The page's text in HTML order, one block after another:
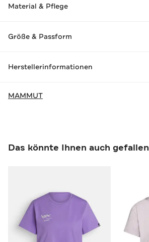
Material & Pflege
Größe & Passform
Herstellerinformationen
MAMMUT
Das könnte Ihnen auch gefallen